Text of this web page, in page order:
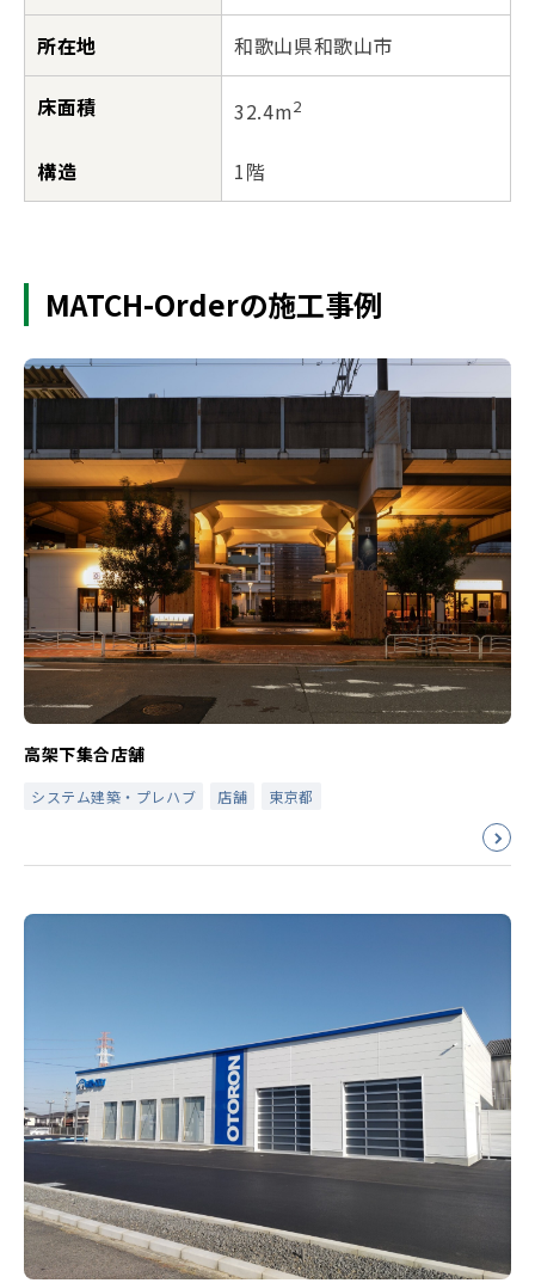
所在地 和歌山県和歌山市
床面積 32.4m2
構造 1階
MATCH-Orderの施工事例
高架下集合店舗
システム建築・プレハブ 店舗 東京都